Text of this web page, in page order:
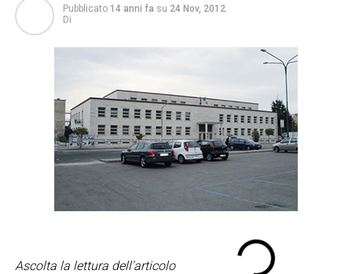
Pubblicato 14 anni fa su 24 Nov, 2012
Di
Ascolta la lettura dell'articolo